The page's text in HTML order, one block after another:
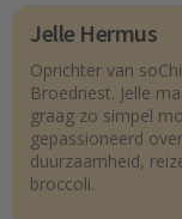
Jelle Hermus
Oprichter van
Broednest. Jelle
graag zo simpel
gepassioneerd
duurzaamheid,
broccoli.